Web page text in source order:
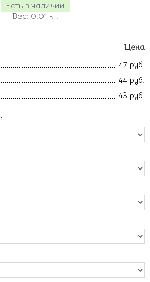
Есть в наличии
Вес: 0.01 кг.
Цена
47 руб.
44 руб.
43 руб.
: